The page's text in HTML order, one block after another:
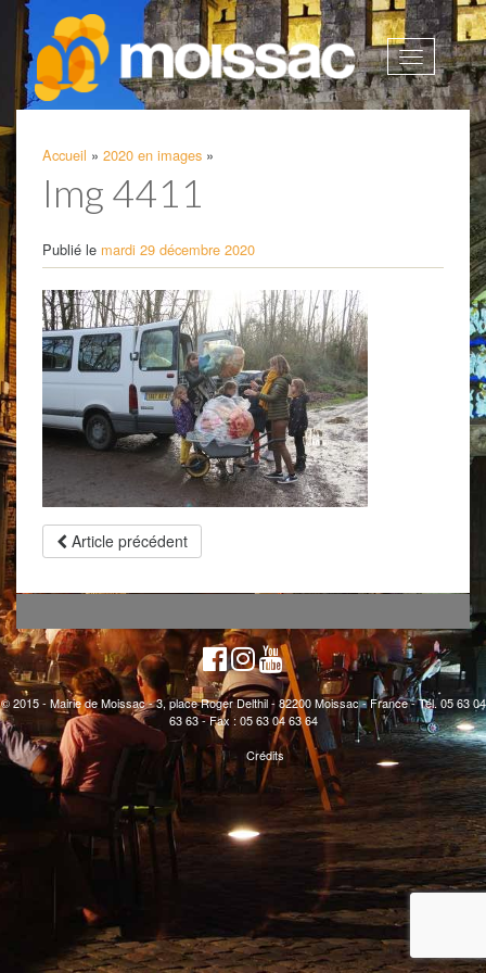
Afficher
la
Accueil » 2020 en images »
Img 4411
Publié le mardi 29 décembre 2020
Article précédent
© 2015 - Mairie de Moissac - 3, place Roger Delthil - 82200 Moissac - France - Tél. 05 63 04
63 63 - Fax : 05 63 04 63 64
Crédits